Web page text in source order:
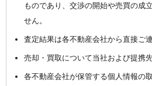
ものであり、交渉の開始や売買の成
せん。
査定結果は各不動産会社から直接ご
売却・買取について当社および提携
各不動産会社が保管する個人情報の